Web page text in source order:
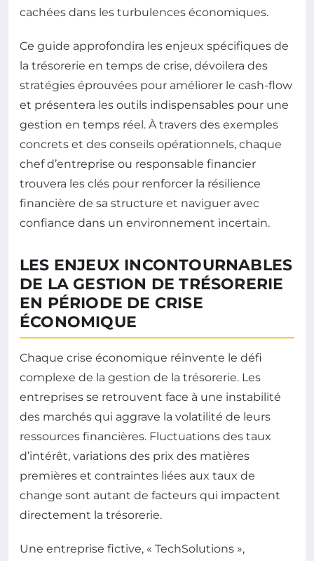
cachées dans les turbulences économiques.
Ce guide approfondira les enjeux spécifiques de
la trésorerie en temps de crise, dévoilera des
stratégies éprouvées pour améliorer le cash-flow
et présentera les outils indispensables pour une
gestion en temps réel. À travers des exemples
concrets et des conseils opérationnels, chaque
chef d’entreprise ou responsable financier
trouvera les clés pour renforcer la résilience
financière de sa structure et naviguer avec
confiance dans un environnement incertain.
LES ENJEUX INCONTOURNABLES
DE LA GESTION DE TRÉSORERIE
EN PÉRIODE DE CRISE
ÉCONOMIQUE
Chaque crise économique réinvente le défi
complexe de la gestion de la trésorerie. Les
entreprises se retrouvent face à une instabilité
des marchés qui aggrave la volatilité de leurs
ressources financières. Fluctuations des taux
d’intérêt, variations des prix des matières
premières et contraintes liées aux taux de
change sont autant de facteurs qui impactent
directement la trésorerie.
Une entreprise fictive, « TechSolutions »,